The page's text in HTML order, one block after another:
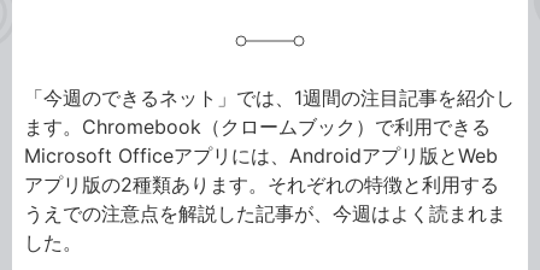
「今週のできるネット」では、1週間の注目記事を紹介し
ます。Chromebook（クロームブック）で利用できる
Microsoft Officeアプリには、Androidアプリ版とWeb
アプリ版の2種類あります。それぞれの特徴と利用する
うえでの注意点を解説した記事が、今週はよく読まれま
した。